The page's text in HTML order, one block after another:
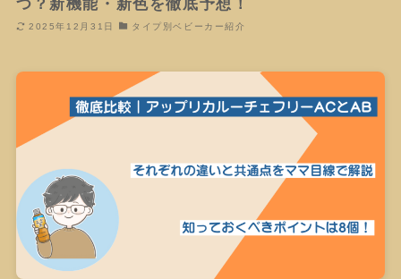
つ？新機能・新色を徹底予想！
2025年12月31日 タイプ別ベビーカー紹介